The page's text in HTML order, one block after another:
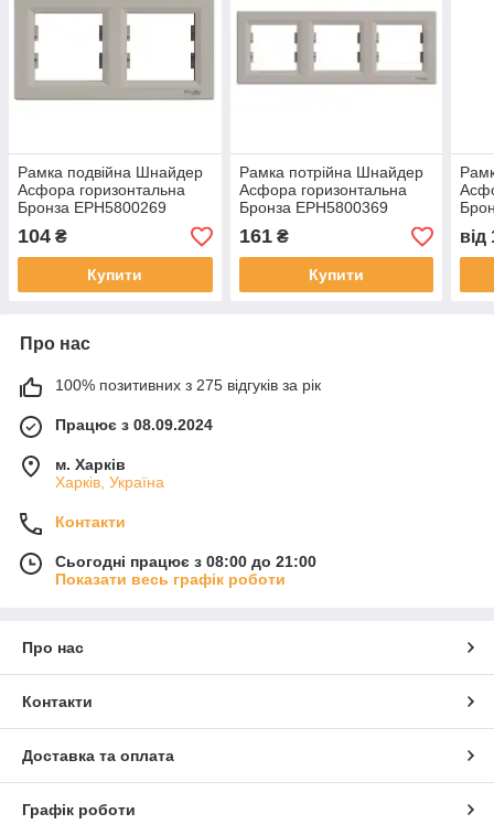
Рамка подвійна Шнайдер
Асфора горизонтальна
Бронза EPH5800269
104 ₴
Купити
Рамка потрійна Шнайдер
Асфора горизонтальна
Бронза EPH5800369
161₴
Купити
від
Про нас
100% позитивних з 275 відгуків за рік
Працює з 08.09.2024
м. Харків
Харків, Україна
Контакти
Сьогодні працює з 08:00 до 21:00
Показати весь графік роботи
Про нас
Контакти
Доставка та оплата
Графік роботи